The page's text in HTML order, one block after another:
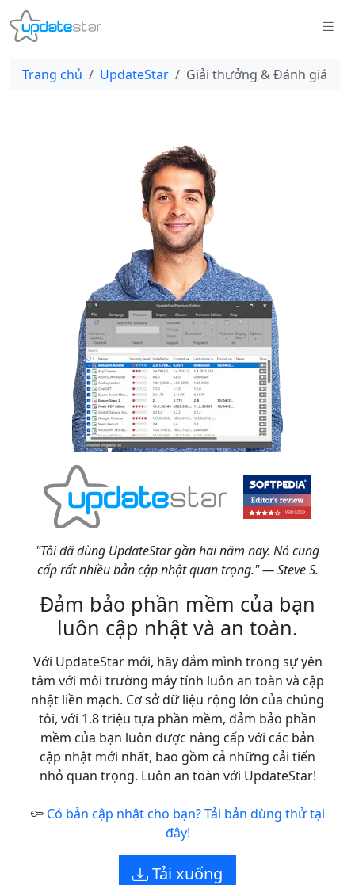
Trang chủ UpdateStar Giải thưởng & Đánh giá
"Tôi đã dùng UpdateStar gần hai năm nay. Nó cung
cấp rất nhiều bản cập nhật quan trọng." — Steve S.
Đảm bảo phần mềm của bạn
luôn cập nhật và an toàn.
Với UpdateStar mới, hãy đắm mình trong sự yên
tâm với môi trường máy tính luôn an toàn và cập
nhật liền mạch. Cơ sở dữ liệu rộng lớn của chúng
tôi, với 1.8 triệu tựa phần mềm, đảm bảo phần
mềm của bạn luôn được nâng cấp với các bản
cập nhật mới nhất, bao gồm cả những cải tiến
nhỏ quan trọng. Luôn an toàn với UpdateStar!
Có bản cập nhật cho bạn? Tải bản dùng thử tại
đây!
Tải xuống